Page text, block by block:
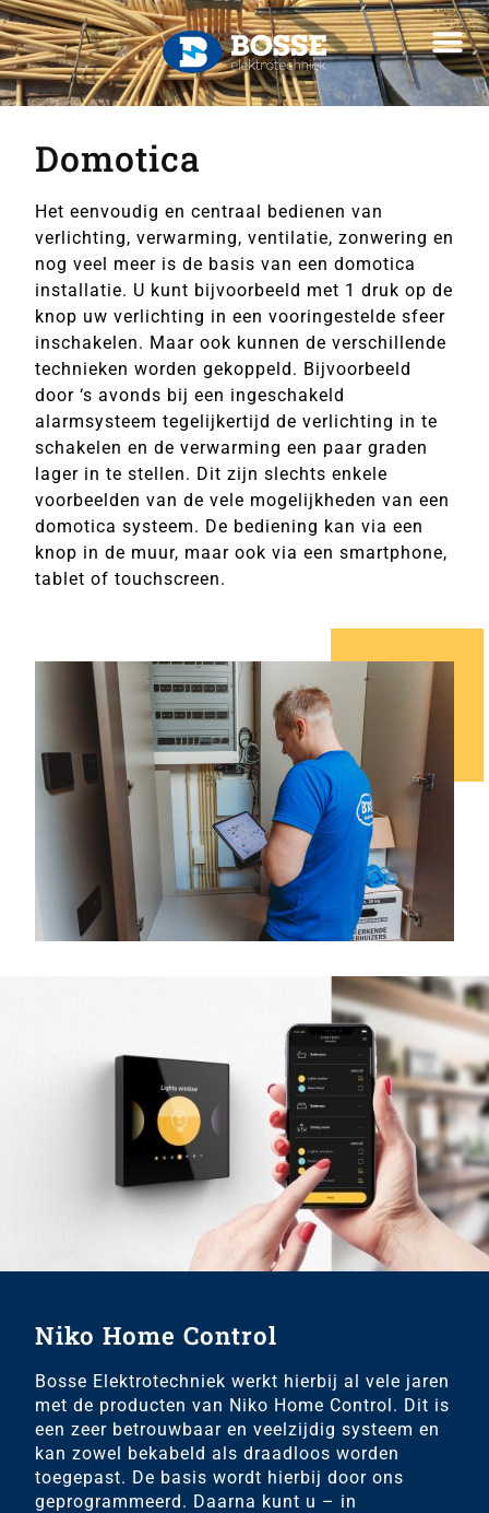
Domotica
Het eenvoudig en centraal bedienen van
verlichting, verwarming, ventilatie, zonwering en
nog veel meer is de basis van een domotica
installatie. U kunt bijvoorbeeld met 1 druk op de
knop uw verlichting in een vooringestelde sfeer
inschakelen. Maar ook kunnen de verschillende
technieken worden gekoppeld. Bijvoorbeeld
door ‘s avonds bij een ingeschakeld
alarmsysteem tegelijkertijd de verlichting in te
schakelen en de verwarming een paar graden
lager in te stellen. Dit zijn slechts enkele
voorbeelden van de vele mogelijkheden van een
domotica systeem. De bediening kan via een
knop in de muur, maar ook via een smartphone,
tablet of touchscreen.
Niko Home Control
Bosse Elektrotechniek werkt hierbij al vele jaren
met de producten van Niko Home Control. Dit is
een zeer betrouwbaar en veelzijdig systeem en
kan zowel bekabeld als draadloos worden
toegepast. De basis wordt hierbij door ons
geprogrammeerd. Daarna kunt u – in